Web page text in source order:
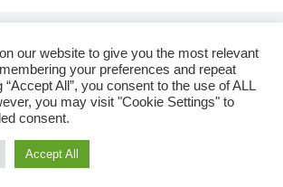
cpa.org.cy Cyprus Pharmaceutical
Association
our website to give you the most relevant
your preferences and repeat
All”, you consent to the use of ALL
you may visit "Cookie Settings" to
consent.
Accept All